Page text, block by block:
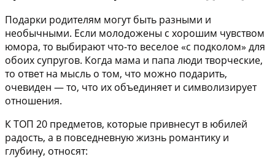
Подарки родителям могут быть разными и
необычными. Если молодожены с хорошим чувством
юмора, то выбирают что-то веселое «с подколом» для
обоих супругов. Когда мама и папа люди творческие,
то ответ на мысль о том, что можно подарить,
очевиден — то, что их объединяет и символизирует
отношения.
К ТОП 20 предметов, которые привнесут в юбилей
радость, а в повседневную жизнь романтику и
глубину, относят: